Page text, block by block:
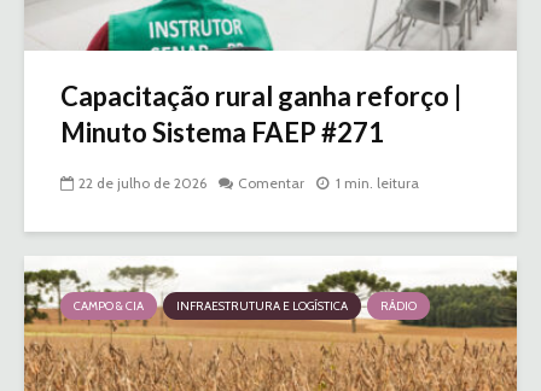
Capacitação rural ganha reforço |
Minuto Sistema FAEP #271
22 de julho de 2026 Comentar 1 min. leitura
CAMPO & CIA INFRAESTRUTURA E LOGÍSTICA RÁDIO